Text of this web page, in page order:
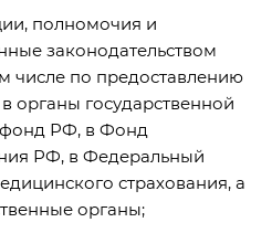
полномочия и
законодательством
числе по предоставлению
органы государственной
фонд РФ, в Фонд
РФ, в Федеральный
страхования, а
органы;